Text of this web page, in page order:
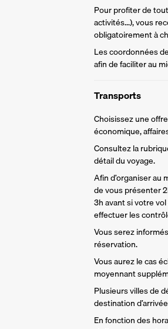
Pour profiter de
activités...), vous
obligatoirement à
Les coordonnées
afin de faciliter au
Transports
Choisissez une
économique,
Consultez la
détail du voyage.
Afin d’organiser au
de vous présenter
3h avant si votre
effectuer les
Vous serez
réservation.
Vous aurez le cas
moyennant
Plusieurs villes de
destination
En fonction des